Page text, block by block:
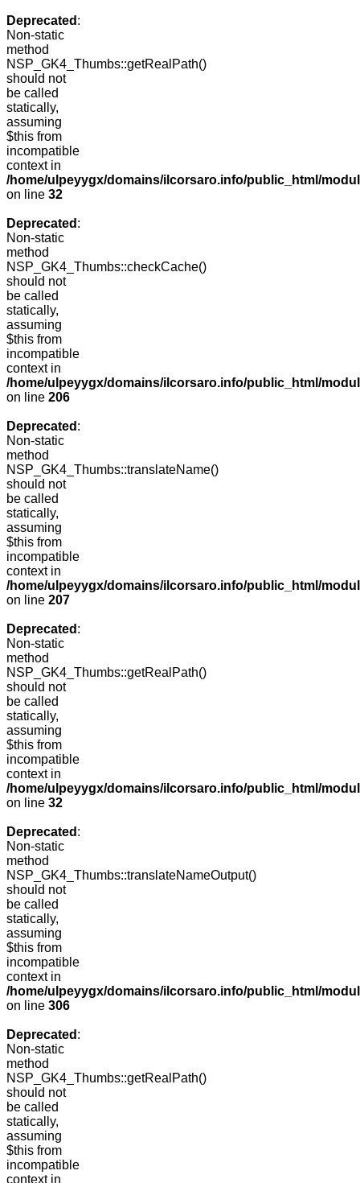
Deprecated :
Non-static
method
NSP_GK4_Thumbs::getRealPath()
should not
be called
statically,
assuming
$this from
incompatible
context in
/home/ulpeyygx/domains/ilcorsaro.info/public_html/
on line 32
Deprecated :
Non-static
method
NSP_GK4_Thumbs::checkCache()
should not
be called
statically,
assuming
$this from
incompatible
context in
/home/ulpeyygx/domains/ilcorsaro.info/public_html/
on line 206
Deprecated :
Non-static
method
NSP_GK4_Thumbs::translateName()
should not
be called
statically,
assuming
$this from
incompatible
context in
/home/ulpeyygx/domains/ilcorsaro.info/public_html/
on line 207
Deprecated :
Non-static
method
NSP_GK4_Thumbs::getRealPath()
should not
be called
statically,
assuming
$this from
incompatible
context in
/home/ulpeyygx/domains/ilcorsaro.info/public_html/
on line 32
Deprecated :
Non-static
method
NSP_GK4_Thumbs::translateNameOutput()
should not
be called
statically,
assuming
$this from
incompatible
context in
/home/ulpeyygx/domains/ilcorsaro.info/public_html/
on line 306
Deprecated :
Non-static
method
NSP_GK4_Thumbs::getRealPath()
should not
be called
statically,
assuming
$this from
incompatible
context in